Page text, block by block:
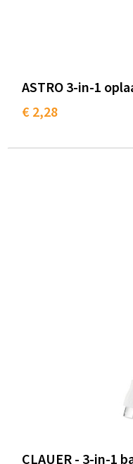
ASTRO 3-in-1
€ 2,28
CLAUER - 3-in-1